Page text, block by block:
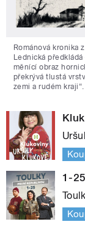
Románová kronika
Lednická
měnící obraz
překrývá tlustá
zemi a rudém kraji“.
1-25